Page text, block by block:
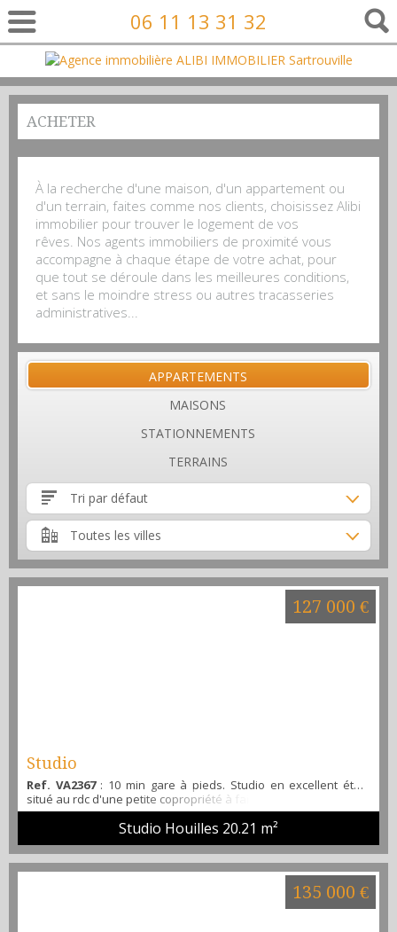
06 11 13 31 32
ACHETER
À la recherche d'une maison, d'un appartement ou
d'un terrain, faites comme nos clients, choisissez Alibi
immobilier pour trouver le logement de vos
rêves. Nos agents immobiliers de proximité vous
accompagne à chaque étape de votre achat, pour
que tout se déroule dans les meilleures conditions,
et sans le moindre stress ou autres tracasseries
administratives...
APPARTEMENTS
MAISONS
STATIONNEMENTS
TERRAINS
Tri par défaut
Toutes les villes
Studio
Ref. VA2367: 10 min gare à pieds. Studio en excellent état,
situé au rdc d'une petite copropriété à faible charges, constitué
d'un coin cuisine, séjour, belle salle de bain... Venez le visiter
avec Alibi immobilier...Studio Houilles 20.21 m²
127 000 €
135 000 €